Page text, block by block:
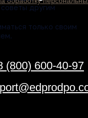
другим
только своим
(800) 600-40-97